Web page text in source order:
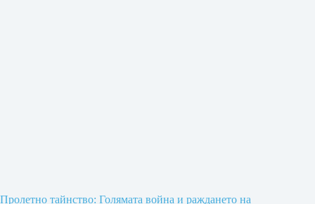
Пролетно тайнство: Голямата война и раждането на